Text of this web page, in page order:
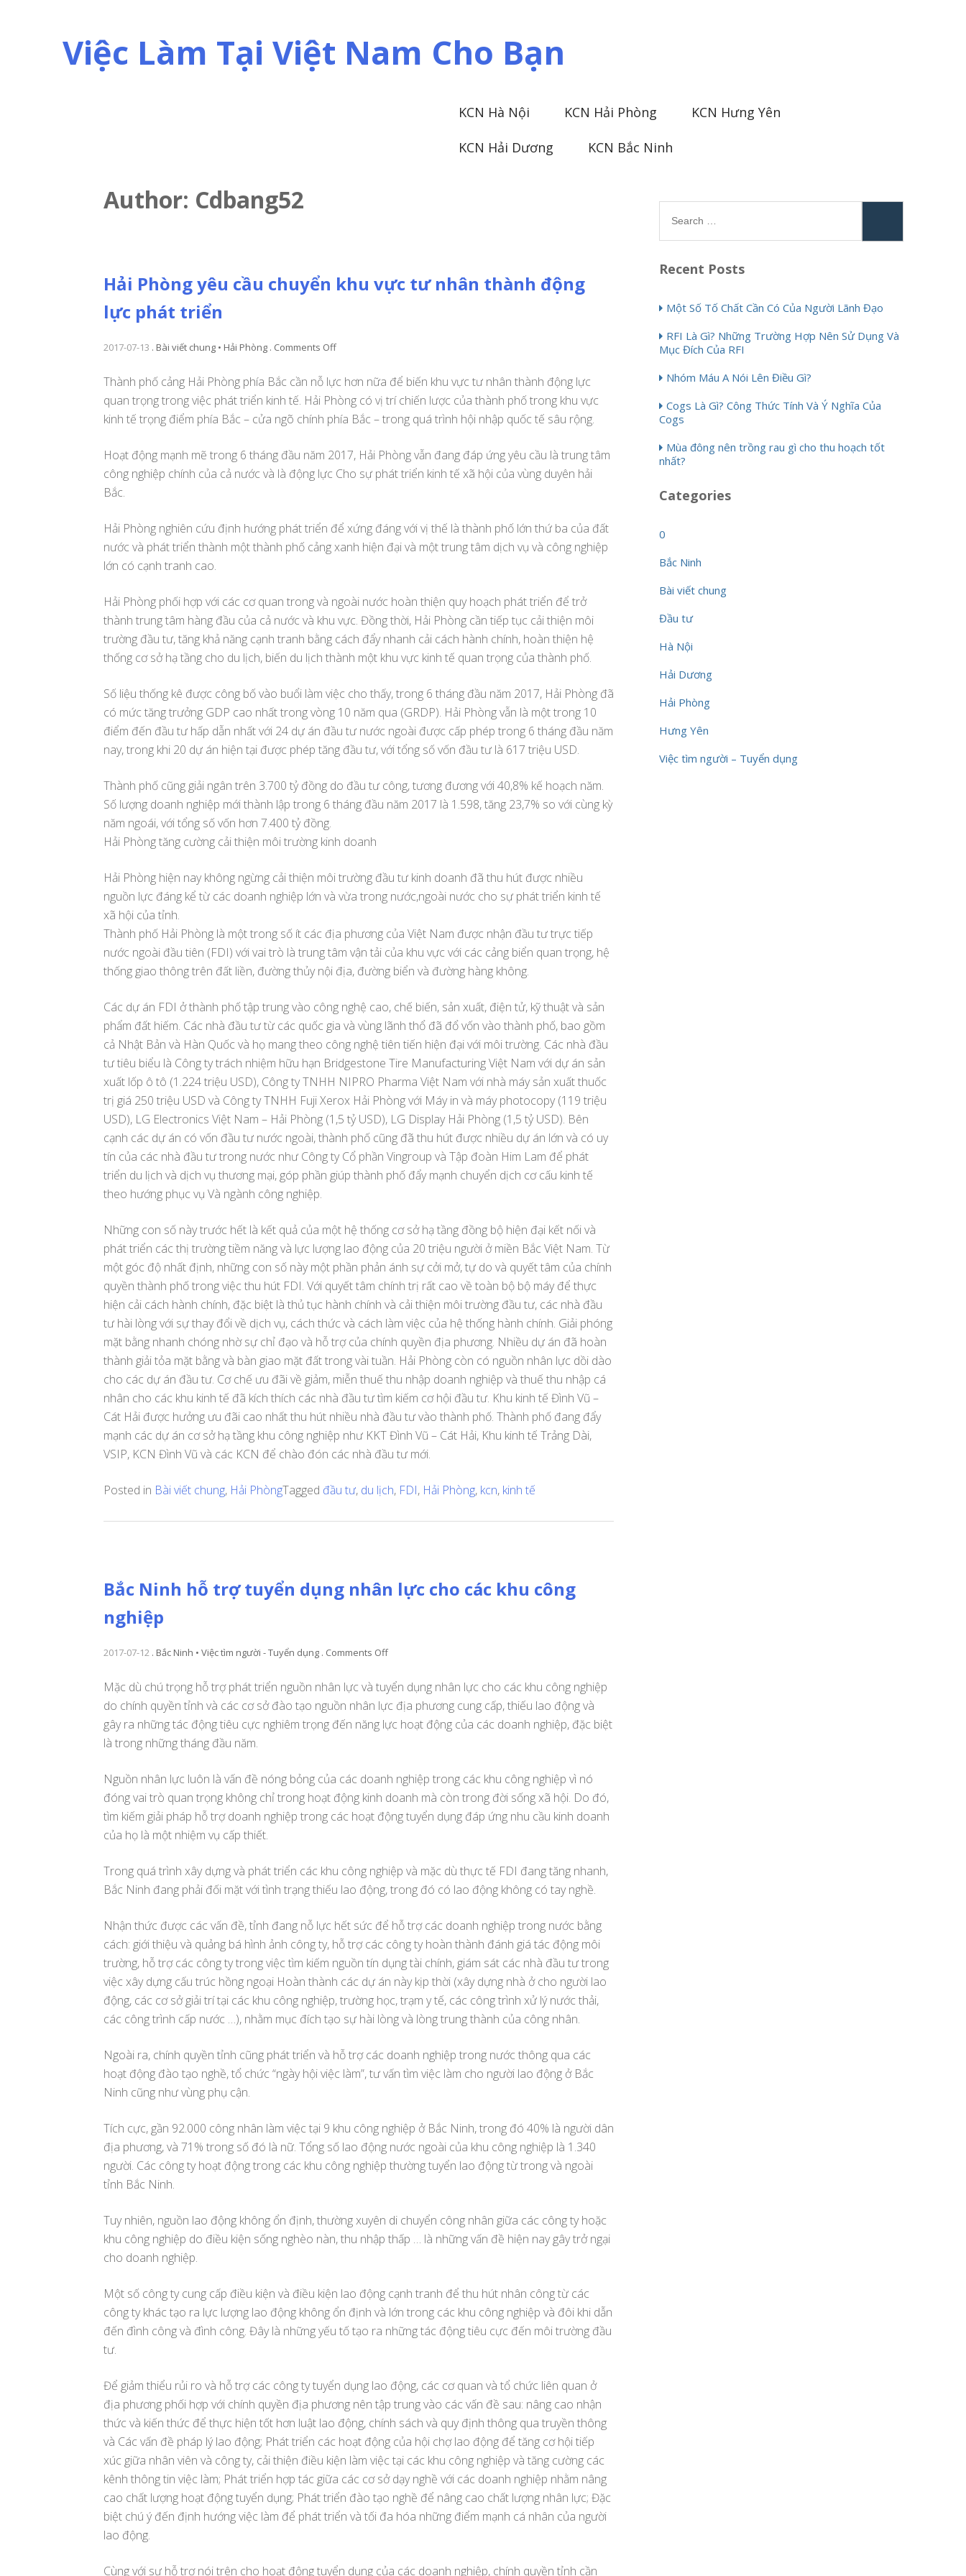
Việc Làm Tại Việt Nam Cho Bạn
KCN Hà Nội KCN Hải Phòng KCN Hưng Yên
KCN Hải Dương KCN Bắc Ninh
Author: Cdbang52
Hải Phòng yêu cầu chuyển khu vực tư nhân thành động
lực phát triển
2017-07-13 . Bài viết chung • Hải Phòng . Comments Offon
Phòng
yêu
cầu
chuyển
vực
tư
lực
phát
Thành phố cảng Hải Phòng phía Bắc cần nỗ lực hơn nữa để biến khu vực tư nhân thành động lực
quan trọng trong việc phát triển kinh tế. Hải Phòng có vị trí chiến lược của thành phố trong khu vực
kinh tế trọng điểm phía Bắc – cửa ngõ chính phía Bắc – trong quá trình hội nhập quốc tế sâu rộng.
Hoạt động mạnh mẽ trong 6 tháng đầu năm 2017, Hải Phòng vẫn đang đáp ứng yêu cầu là trung tâm
công nghiệp chính của cả nước và là động lực Cho sự phát triển kinh tế xã hội của vùng duyên hải
Bắc.
Hải Phòng nghiên cứu định hướng phát triển để xứng đáng với vị thế là thành phố lớn thứ ba của đất
nước và phát triển thành một thành phố cảng xanh hiện đại và một trung tâm dịch vụ và công nghiệp
lớn có cạnh tranh cao.
Hải Phòng phối hợp với các cơ quan trong và ngoài nước hoàn thiện quy hoạch phát triển để trở
thành trung tâm hàng đầu của cả nước và khu vực. Đồng thời, Hải Phòng cần tiếp tục cải thiện môi
trường đầu tư, tăng khả năng cạnh tranh bằng cách đẩy nhanh cải cách hành chính, hoàn thiện hệ
thống cơ sở hạ tầng cho du lịch, biến du lịch thành một khu vực kinh tế quan trọng của thành phố.
Số liệu thống kê được công bố vào buổi làm việc cho thấy, trong 6 tháng đầu năm 2017, Hải Phòng đã
có mức tăng trưởng GDP cao nhất trong vòng 10 năm qua (GRDP). Hải Phòng vẫn là một trong 10
điểm đến đầu tư hấp dẫn nhất với 24 dự án đầu tư nước ngoài được cấp phép trong 6 tháng đầu năm
nay, trong khi 20 dự án hiện tại được phép tăng đầu tư, với tổng số vốn đầu tư là 617 triệu USD.
Thành phố cũng giải ngân trên 3.700 tỷ đồng do đầu tư công, tương đương với 40,8% kế hoạch năm.
Số lượng doanh nghiệp mới thành lập trong 6 tháng đầu năm 2017 là 1.598, tăng 23,7% so với cùng kỳ
năm ngoái, với tổng số vốn hơn 7.400 tỷ đồng.
Hải Phòng tăng cường cải thiện môi trường kinh doanh
Hải Phòng hiện nay không ngừng cải thiện môi trường đầu tư kinh doanh đã thu hút được nhiều
nguồn lực đáng kể từ các doanh nghiệp lớn và vừa trong nước,ngoài nước cho sự phát triển kinh tế
xã hội của tỉnh.
Thành phố Hải Phòng là một trong số ít các địa phương của Việt Nam được nhận đầu tư trực tiếp
nước ngoài đầu tiên (FDI) với vai trò là trung tâm vận tải của khu vực với các cảng biển quan trọng, hệ
thống giao thông trên đất liền, đường thủy nội địa, đường biển và đường hàng không.
Các dự án FDI ở thành phố tập trung vào công nghệ cao, chế biến, sản xuất, điện tử, kỹ thuật và sản
phẩm đất hiếm. Các nhà đầu tư từ các quốc gia và vùng lãnh thổ đã đổ vốn vào thành phố, bao gồm
cả Nhật Bản và Hàn Quốc và họ mang theo công nghệ tiên tiến hiện đại với môi trường. Các nhà đầu
tư tiêu biểu là Công ty trách nhiệm hữu hạn Bridgestone Tire Manufacturing Việt Nam với dự án sản
xuất lốp ô tô (1.224 triệu USD), Công ty TNHH NIPRO Pharma Việt Nam với nhà máy sản xuất thuốc
trị giá 250 triệu USD và Công ty TNHH Fuji Xerox Hải Phòng với Máy in và máy photocopy (119 triệu
USD), LG Electronics Việt Nam – Hải Phòng (1,5 tỷ USD), LG Display Hải Phòng (1,5 tỷ USD). Bên
cạnh các dự án có vốn đầu tư nước ngoài, thành phố cũng đã thu hút được nhiều dự án lớn và có uy
tín của các nhà đầu tư trong nước như Công ty Cổ phần Vingroup và Tập đoàn Him Lam để phát
triển du lịch và dịch vụ thương mại, góp phần giúp thành phố đẩy mạnh chuyển dịch cơ cấu kinh tế
theo hướng phục vụ Và ngành công nghiệp.
Những con số này trước hết là kết quả của một hệ thống cơ sở hạ tầng đồng bộ hiện đại kết nối và
phát triển các thị trường tiềm năng và lực lượng lao động của 20 triệu người ở miền Bắc Việt Nam. Từ
một góc độ nhất định, những con số này một phần phản ánh sự cởi mở, tự do và quyết tâm của chính
quyền thành phố trong việc thu hút FDI. Với quyết tâm chính trị rất cao về toàn bộ bộ máy để thực
hiện cải cách hành chính, đặc biệt là thủ tục hành chính và cải thiện môi trường đầu tư, các nhà đầu
tư hài lòng với sự thay đổi về dịch vụ, cách thức và cách làm việc của hệ thống hành chính. Giải phóng
mặt bằng nhanh chóng nhờ sự chỉ đạo và hỗ trợ của chính quyền địa phương. Nhiều dự án đã hoàn
thành giải tỏa mặt bằng và bàn giao mặt đất trong vài tuần. Hải Phòng còn có nguồn nhân lực dồi dào
cho các dự án đầu tư. Cơ chế ưu đãi về giảm, miễn thuế thu nhập doanh nghiệp và thuế thu nhập cá
nhân cho các khu kinh tế đã kích thích các nhà đầu tư tìm kiếm cơ hội đầu tư. Khu kinh tế Đình Vũ –
Cát Hải được hưởng ưu đãi cao nhất thu hút nhiều nhà đầu tư vào thành phố. Thành phố đang đẩy
mạnh các dự án cơ sở hạ tầng khu công nghiệp như KKT Đình Vũ – Cát Hải, Khu kinh tế Trảng Dài,
VSIP, KCN Đình Vũ và các KCN để chào đón các nhà đầu tư mới.
Posted in Bài viết chung, Hải PhòngTagged đầu tư, du lịch, FDI, Hải Phòng, kcn, kinh tế
Bắc Ninh hỗ trợ tuyển dụng nhân lực cho các khu công
nghiệp
2017-07-12 . Bắc Ninh • Việc tìm người - Tuyển dụng . Comments Offon
Ninh
trợ
tuyển
cho
các
khu
Mặc dù chú trọng hỗ trợ phát triển nguồn nhân lực và tuyển dụng nhân lực cho các khu công nghiệp
do chính quyền tỉnh và các cơ sở đào tạo nguồn nhân lực địa phương cung cấp, thiếu lao động và
gây ra những tác động tiêu cực nghiêm trọng đến năng lực hoạt động của các doanh nghiệp, đặc biệt
là trong những tháng đầu năm.
Nguồn nhân lực luôn là vấn đề nóng bỏng của các doanh nghiệp trong các khu công nghiệp vì nó
đóng vai trò quan trọng không chỉ trong hoạt động kinh doanh mà còn trong đời sống xã hội. Do đó,
tìm kiếm giải pháp hỗ trợ doanh nghiệp trong các hoạt động tuyển dụng đáp ứng nhu cầu kinh doanh
của họ là một nhiệm vụ cấp thiết.
Trong quá trình xây dựng và phát triển các khu công nghiệp và mặc dù thực tế FDI đang tăng nhanh,
Bắc Ninh đang phải đối mặt với tình trạng thiếu lao động, trong đó có lao động không có tay nghề.
Nhận thức được các vấn đề, tỉnh đang nỗ lực hết sức để hỗ trợ các doanh nghiệp trong nước bằng
cách: giới thiệu và quảng bá hình ảnh công ty, hỗ trợ các công ty hoàn thành đánh giá tác động môi
trường, hỗ trợ các công ty trong việc tìm kiếm nguồn tín dụng tài chính, giám sát các nhà đầu tư trong
việc xây dựng cấu trúc hồng ngoại Hoàn thành các dự án này kịp thời (xây dựng nhà ở cho người lao
động, các cơ sở giải trí tại các khu công nghiệp, trường học, trạm y tế, các công trình xử lý nước thải,
các công trình cấp nước …), nhằm mục đích tạo sự hài lòng và lòng trung thành của công nhân.
Ngoài ra, chính quyền tỉnh cũng phát triển và hỗ trợ các doanh nghiệp trong nước thông qua các
hoạt động đào tạo nghề, tổ chức “ngày hội việc làm”, tư vấn tìm việc làm cho người lao động ở Bắc
Ninh cũng như vùng phụ cận.
Tích cực, gần 92.000 công nhân làm việc tại 9 khu công nghiệp ở Bắc Ninh, trong đó 40% là người dân
địa phương, và 71% trong số đó là nữ. Tổng số lao động nước ngoài của khu công nghiệp là 1.340
người. Các công ty hoạt động trong các khu công nghiệp thường tuyển lao động từ trong và ngoài
tỉnh Bắc Ninh.
Tuy nhiên, nguồn lao động không ổn định, thường xuyên di chuyển công nhân giữa các công ty hoặc
khu công nghiệp do điều kiện sống nghèo nàn, thu nhập thấp … là những vấn đề hiện nay gây trở ngại
cho doanh nghiệp.
Một số công ty cung cấp điều kiện và điều kiện lao động cạnh tranh để thu hút nhân công từ các
công ty khác tạo ra lực lượng lao động không ổn định và lớn trong các khu công nghiệp và đôi khi dẫn
đến đình công và đình công. Đây là những yếu tố tạo ra những tác động tiêu cực đến môi trường đầu
tư.
Để giảm thiểu rủi ro và hỗ trợ các công ty tuyển dụng lao động, các cơ quan và tổ chức liên quan ở
địa phương phối hợp với chính quyền địa phương nên tập trung vào các vấn đề sau: nâng cao nhận
thức và kiến thức để thực hiện tốt hơn luật lao động, chính sách và quy định thông qua truyền thông
và Các vấn đề pháp lý lao động; Phát triển các hoạt động của hội chợ lao động để tăng cơ hội tiếp
xúc giữa nhân viên và công ty, cải thiện điều kiện làm việc tại các khu công nghiệp và tăng cường các
kênh thông tin việc làm; Phát triển hợp tác giữa các cơ sở dạy nghề với các doanh nghiệp nhằm nâng
cao chất lượng hoạt động tuyển dụng; Phát triển đào tạo nghề để nâng cao chất lượng nhân lực; Đặc
biệt chú ý đến định hướng việc làm để phát triển và tối đa hóa những điểm mạnh cá nhân của người
lao động.
Cùng với sự hỗ trợ nói trên cho hoạt động tuyển dụng của các doanh nghiệp, chính quyền tỉnh cần
for:
Recent Posts
Một Số Tố Chất Cần Có Của Người Lãnh Đạo
RFI Là Gì? Những Trường Hợp Nên Sử Dụng Và
Mục Đích Của RFI
Nhóm Máu A Nói Lên Điều Gì?
Cogs Là Gì? Công Thức Tính Và Ý Nghĩa Của
Cogs
Mùa đông nên trồng rau gì cho thu hoạch tốt
nhất?
Categories
0
Bắc Ninh
Bài viết chung
Đầu tư
Hà Nội
Hải Dương
Hải Phòng
Hưng Yên
Việc tìm người – Tuyển dụng